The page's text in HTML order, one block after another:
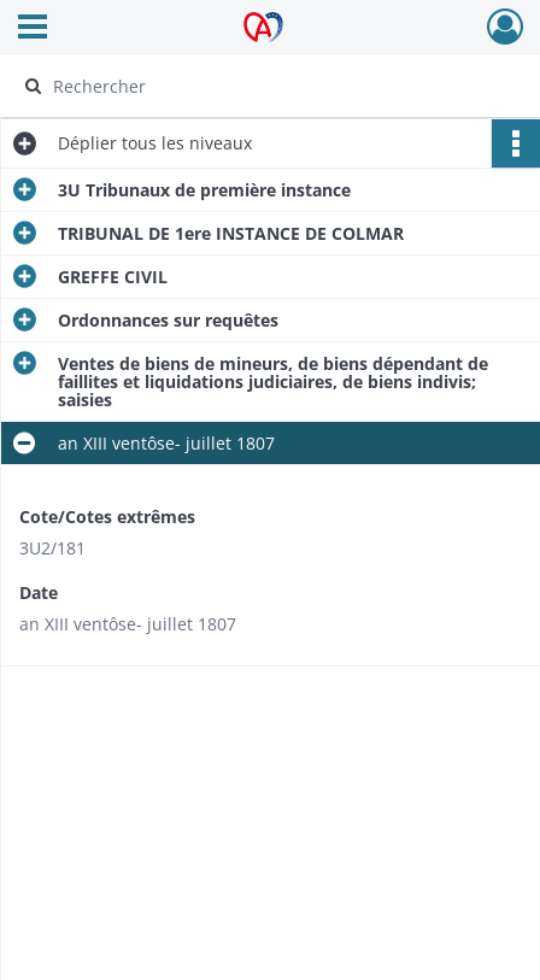
Archives Alsace - Colmar
Ouvrir le menu déroulant
Déplier tous les niveaux
3U Tribunaux de première instance
TRIBUNAL DE 1ere INSTANCE DE COLMAR
GREFFE CIVIL
Ordonnances sur requêtes
Ventes de biens de mineurs, de biens dépendant de
faillites et liquidations judiciaires, de biens indivis;
saisies
an XIII ventôse- juillet 1807
Cote/Cotes extrêmes
3U2/181
Date
an XIII ventôse- juillet 1807